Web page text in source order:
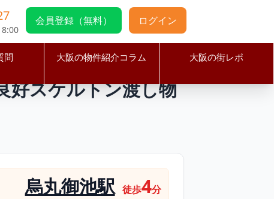
会員登録（無料） ログイン
問 大阪の物件紹介コラム 大阪の街レポ
面で視認性良好スケルトン渡し物件
好スケルトン渡し物
烏丸御池駅 徒歩4分